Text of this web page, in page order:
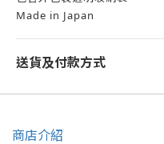
Made in Japan
送貨及付款方式
商店介紹